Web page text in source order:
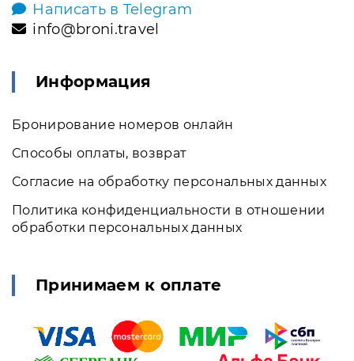
Написать в Telegram
info@broni.travel
Информация
Бронирование номеров онлайн
Способы оплаты, возврат
Согласие на обработку персональных данных
Политика конфиденциальности в отношении
обработки персональных данных
Принимаем к оплате